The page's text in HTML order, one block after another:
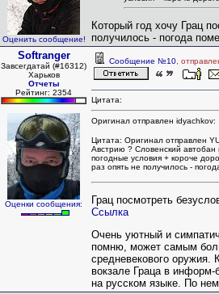
Оценить сообщение!
Который год хочу Грац
получилось - погода
Softranger
Завсегдатай (#16312)
Харьков
Отчеты
Рейтинг: 2354
Оценки сообщения:
Сообщение №10 ,
Цитата:
Оригинал отправлен idyachkov:
Цитата: Оригинал отправлен
Австрию ? Словенский автобан
погодные условия + короче
раз опять не получилось -
Грац посмотреть
Ссылка
Очень уютный и
помню, может самым
средневекового оружия.
вокзале Граца в информ-
на русском языке. По